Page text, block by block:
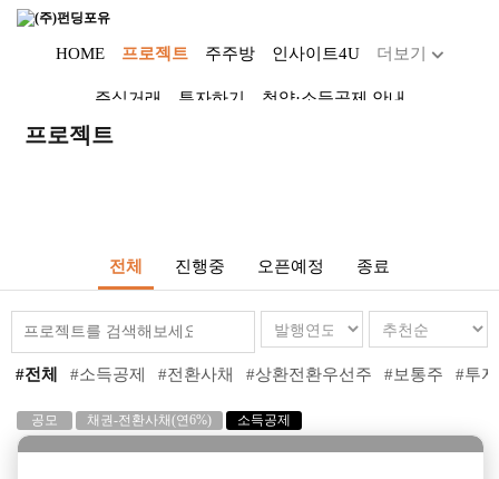
HOME 프로젝트 주주방 인사이트4U 더보기
주식거래 투자하기 청약·소득공제 안내
Dropdown trigger
프로젝트
전체 진행중 오픈예정 종료
#전체 #소득공제 #전환사채 #상환전환우선주 #보통주 #투
공모 채권-전환사채(연6%) 소득공제